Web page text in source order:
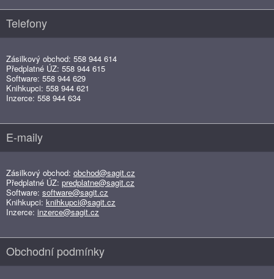
Telefony
Zásilkový obchod: 558 944 614
Předplatné ÚZ: 558 944 615
Software: 558 944 629
Knihkupci: 558 944 621
Inzerce: 558 944 634
E-maily
Zásilkový obchod: obchod@sagit.cz
Předplatné ÚZ: predplatne@sagit.cz
Software: software@sagit.cz
Knihkupci: knihkupci@sagit.cz
Inzerce: inzerce@sagit.cz
Obchodní podmínky